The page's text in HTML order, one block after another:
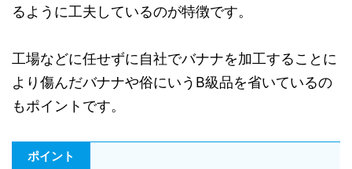
るように工夫しているのが特徴です。
工場などに任せずに自社でバナナを加工することに
より傷んだバナナや俗にいうB級品を省いているの
もポイントです。
ポイント